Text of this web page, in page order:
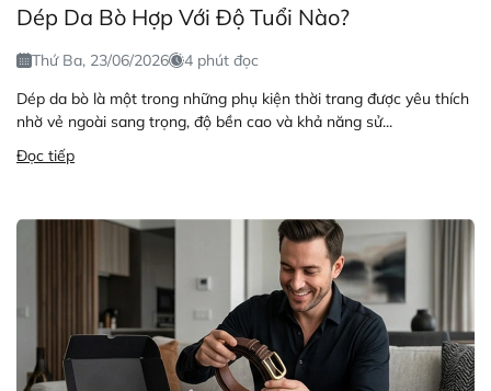
Dép Da Bò Hợp Với Độ Tuổi Nào?
Thứ Ba, 23/06/2026
4 phút đọc
Dép da bò là một trong những phụ kiện thời trang được yêu thích
nhờ vẻ ngoài sang trọng, độ bền cao và khả năng sử...
Đọc tiếp